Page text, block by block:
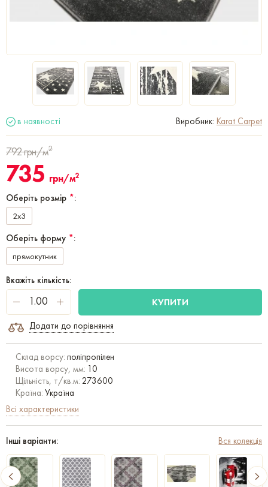
в наявності Виробник: Karat Carpet
792грн/м2
735 грн/м2
Оберіть розмір *:
2x3
Оберіть форму *:
прямокутник
Вкажіть кількість:
КУПИТИ
Додати до порівняння
Склад ворсу: поліпропілен
Висота ворсу, мм: 10
Щільність, т/кв.м: 273600
Країна: Україна
Всі характеристики
Інші варіанти: Вся колекція